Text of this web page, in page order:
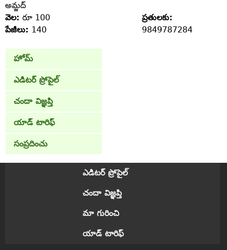
అమ్జద్‌
వెల: రూ 100
పేజీలు: 140
ప్రతులకు:
9849787284
హోమ్
ఎడిటర్ ప్రోపైల్
చందా విజ్ఞప్తి
యాడ్ టారిఫ్
సంప్రదించు
ఎడిటర్ ప్రోపైల్
చందా విజ్ఞప్తి
మా గురించి
యాడ్ టారిఫ్